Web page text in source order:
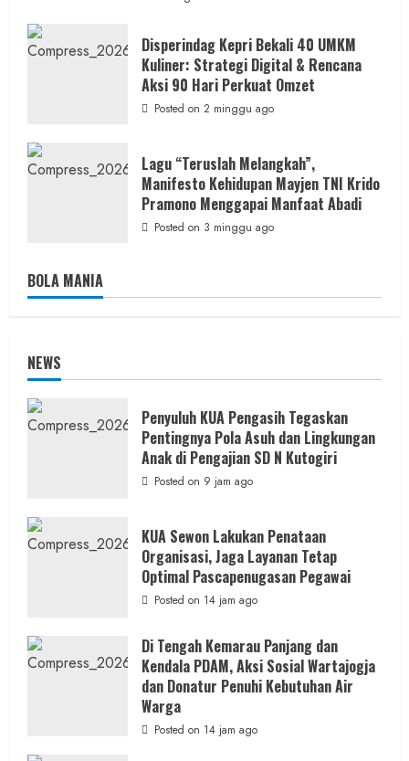
Disperindag Kepri Bekali 40 UMKM
Kuliner: Strategi Digital & Rencana
Aksi 90 Hari Perkuat Omzet
Posted on 2 minggu ago
Lagu “Teruslah Melangkah”,
Manifesto Kehidupan Mayjen TNI Krido
Pramono Menggapai Manfaat Abadi
Posted on 3 minggu ago
BOLA MANIA
NEWS
Penyuluh KUA Pengasih Tegaskan
Pentingnya Pola Asuh dan Lingkungan
Anak di Pengajian SD N Kutogiri
Posted on 9 jam ago
KUA Sewon Lakukan Penataan
Organisasi, Jaga Layanan Tetap
Optimal Pascapenugasan Pegawai
Posted on 14 jam ago
Di Tengah Kemarau Panjang dan
Kendala PDAM, Aksi Sosial Wartajogja
dan Donatur Penuhi Kebutuhan Air
Warga
Posted on 14 jam ago